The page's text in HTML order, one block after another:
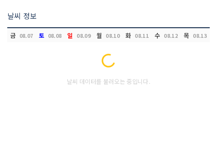
날씨 정보
금 08.07 토 08.08 일 08.09 월 08.10 화 08.11 수 08.12 목 08.13
Loading...
날씨 데이터를 불러오는 중입니다.